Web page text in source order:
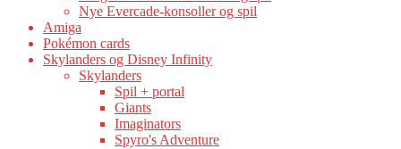
Nye Evercade-konsoller og spil
Amiga
Pokémon cards
Skylanders og Disney Infinity
Skylanders
Spil + portal
Giants
Imaginators
Spyro's Adventure